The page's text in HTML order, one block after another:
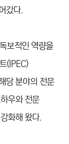
갔다.
보적인 역량을
(IPEC)
당 분야의 전문
우와 전문
화해 왔다.